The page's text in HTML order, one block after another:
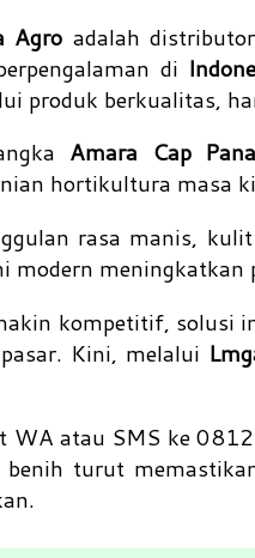
Agro adalah
di
produk berkualitas,
Amara Cap
hortikultura masa
rasa manis,
modern
kompetitif, solusi
Kini, melalui
WA atau SMS ke
turut